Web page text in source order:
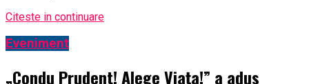
Citeste in continuare
Eveniment
„Condu Prudent! Alege Viața!” a adus